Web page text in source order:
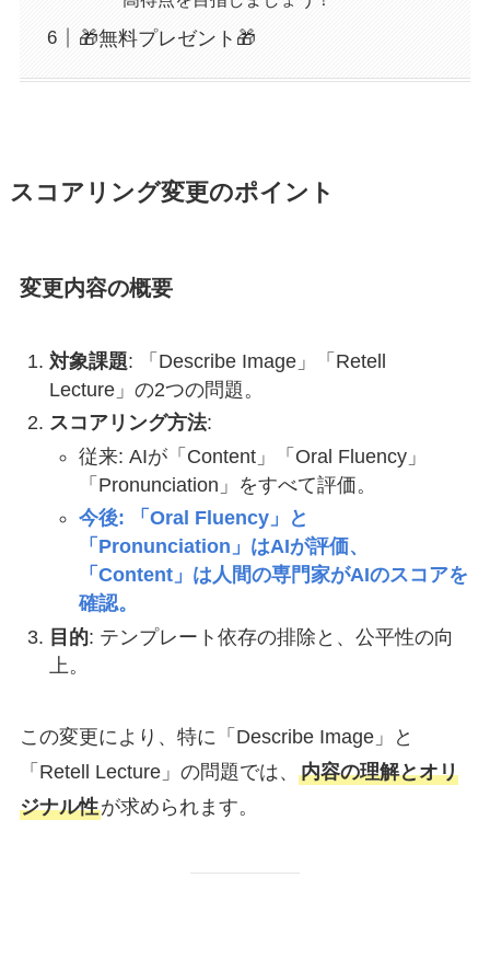
🎁無料プレゼント🎁
スコアリング変更のポイント
変更内容の概要
対象課題: 「Describe Image」「Retell
Lecture」の2つの問題。
スコアリング方法:
従来: AIが「Content」「Oral Fluency」
「Pronunciation」をすべて評価。
今後: 「Oral Fluency」と
「Pronunciation」はAIが評価、
「Content」は人間の専門家がAIのスコアを
確認。
目的: テンプレート依存の排除と、公平性の向
上。
この変更により、特に「Describe Image」と
「Retell Lecture」の問題では、 内容の理解とオリ
ジナル性が求められます。